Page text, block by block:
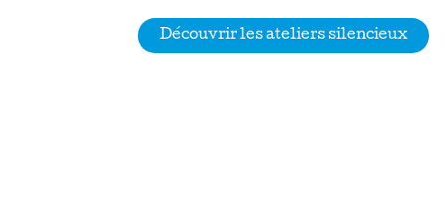
Découvrir les ateliers silencieux